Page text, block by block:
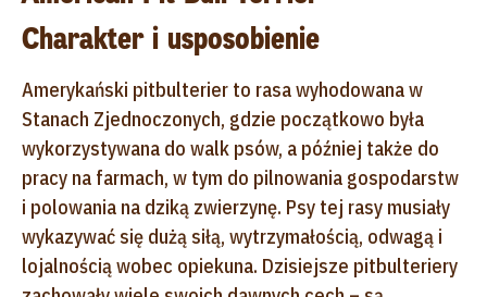
Charakter i usposobienie
Amerykański pitbulterier to rasa wyhodowana w
Stanach Zjednoczonych, gdzie początkowo była
wykorzystywana do walk psów, a później także do
pracy na farmach, w tym do pilnowania gospodarstw
i polowania na dziką zwierzynę. Psy tej rasy musiały
wykazywać się dużą siłą, wytrzymałością, odwagą i
lojalnością wobec opiekuna. Dzisiejsze pitbulteriery